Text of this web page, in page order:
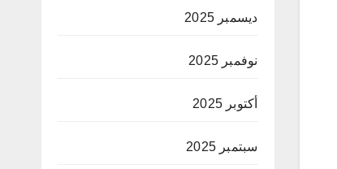
ديسمبر 2025
نوفمبر 2025
أكتوبر 2025
سبتمبر 2025